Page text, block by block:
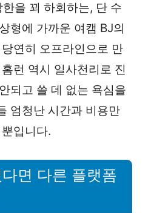
을 꾀 하회하는, 단 수
형에 가까운 여캠 BJ의
연히 오프라인으로 만
런 역시 일사천리로 진
되고 쓸 데 없는 욕심을
엄청난 시간과 비용만
입니다.
면 다른 플랫폼